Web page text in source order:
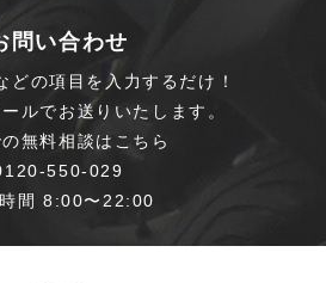
問い合わせ
どの項目を入力するだけ！
ルでお送りいたします。
無料相談はこちら
550-029
間 8:00〜22:00